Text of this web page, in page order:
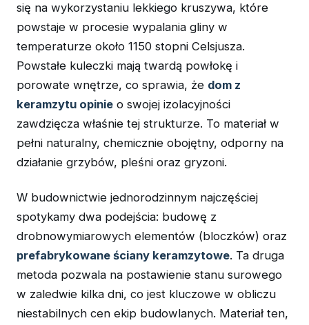
się na wykorzystaniu lekkiego kruszywa, które
powstaje w procesie wypalania gliny w
temperaturze około 1150 stopni Celsjusza.
Powstałe kuleczki mają twardą powłokę i
porowate wnętrze, co sprawia, że dom z
keramzytu opinie o swojej izolacyjności
zawdzięcza właśnie tej strukturze. To materiał w
pełni naturalny, chemicznie obojętny, odporny na
działanie grzybów, pleśni oraz gryzoni.
W budownictwie jednorodzinnym najczęściej
spotykamy dwa podejścia: budowę z
drobnowymiarowych elementów (bloczków) oraz
prefabrykowane ściany keramzytowe. Ta druga
metoda pozwala na postawienie stanu surowego
w zaledwie kilka dni, co jest kluczowe w obliczu
niestabilnych cen ekip budowlanych. Materiał ten,